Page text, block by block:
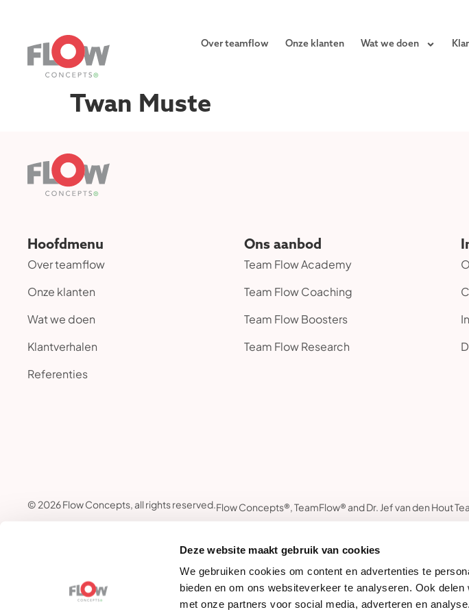
Deze website maakt gebruik van cookies
We gebruiken cookies om content en advertenties te
bieden en om ons websiteverkeer te analyseren. Ook
met onze partners voor social media, adverteren en
Over teamflow Onze klanten Wat we doen
Twan Muste
Hoofdmenu
Over teamflow
Onze klanten
Wat we doen
Klantverhalen
Referenties
Ons aanbod
Team Flow Academy
Team Flow Coaching
Team Flow Boosters
Team Flow Research
© 2026 Flow Concepts, all rights reserved.Flow Concepts®, TeamFlow® and Dr. Jef van den Hout